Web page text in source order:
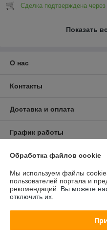
Сделка подтверждена через
Показать
О нас
Контакты
Доставка и оплата
График работы
Полная версия сайта
Политика обработки
Сайт создан на платформе
Обработка файлов cookie
Мы используем файлы
пользователей портала и
рекомендаций. Вы можете
отключить их.